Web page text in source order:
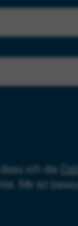
ich die
Mir ist